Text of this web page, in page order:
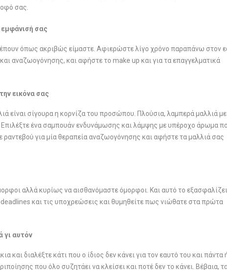
σας.
εμφάνισή σας
όπως ακριβώς είμαστε. Αφιερώστε λίγο χρόνο παραπάνω στον
αναζωογόνησης, και αφήστε το make up και για τα επαγγελματικά
εικόνα σας
είναι σίγουρα η κορνίζα του προσώπου. Πλούσια, λαμπερά μαλλιά με
Επιλέξτε ένα σαμπουάν ενδυνάμωσης και λάμψης με υπέροχο άρωμα
ραντεβού για μία θεραπεία αναζωογόνησης και αφήστε τα μαλλιά σας
αλλά κυρίως να αισθανόμαστε όμορφοι. Και αυτό το
και τις υποχρεώσεις και θυμηθείτε πως νιώθατε στα πρώτα
γι αυτόν
διαλέξτε κάτι που ο ίδιος δεν κάνει για τον εαυτό του και πάντα
που όλο συζητάει να κλείσει και ποτέ δεν το κάνει. Βέβαια,